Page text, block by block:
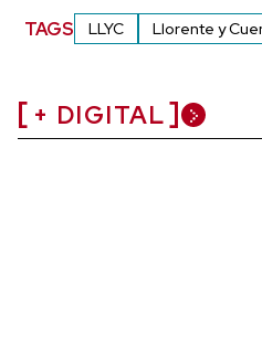
TAGS LLYC Llorente y
+ DIGITAL